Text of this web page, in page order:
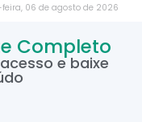
, 06 de agostode 2026
Completo
e baixe